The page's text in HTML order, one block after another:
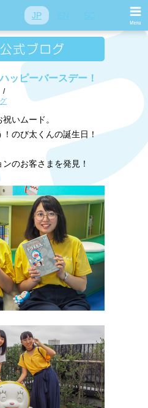
JP
ッピーバースデー！
/
いムード。
のび太くんの誕生日！
のお客さまを発見！